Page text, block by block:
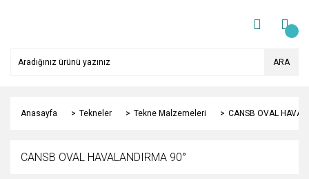
ARA
Anasayfa Tekneler Tekne Malzemeleri CANSB OVAL
CANSB OVAL HAVALANDIRMA 90°